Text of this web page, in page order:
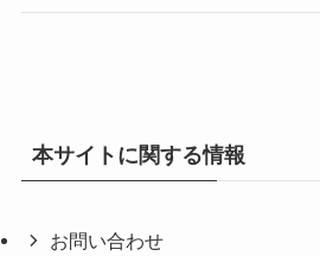
本サイトに関する情報
お問い合わせ